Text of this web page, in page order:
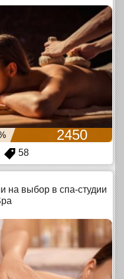
2450
58
на выбор в спа-студии